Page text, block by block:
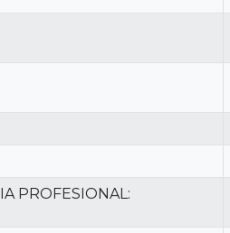
PROFESIONAL: